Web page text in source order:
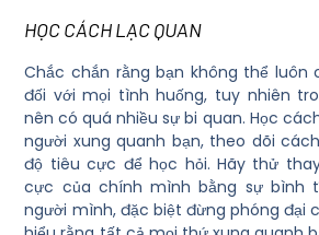
HỌC CÁCH LẠC QUAN
Chắc chắn rằng bạn không thể
đối với mọi tình huống, tuy nhiên
nên có quá nhiều sự bi quan. Học
người xung quanh bạn, theo dõi
độ tiêu cực để học hỏi. Hãy thử
cực của chính mình bằng sự bình
người mình, đặc biệt đừng phóng đại